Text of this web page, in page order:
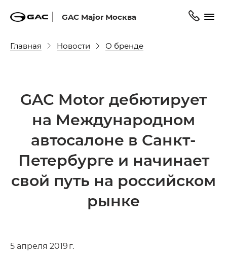
GAC Major Москва
Главная Новости О бренде
GAC Motor дебютирует
на Международном
автосалоне в Санкт-
Петербурге и начинает
свой путь на российском
рынке
5 апреля 2019 г.